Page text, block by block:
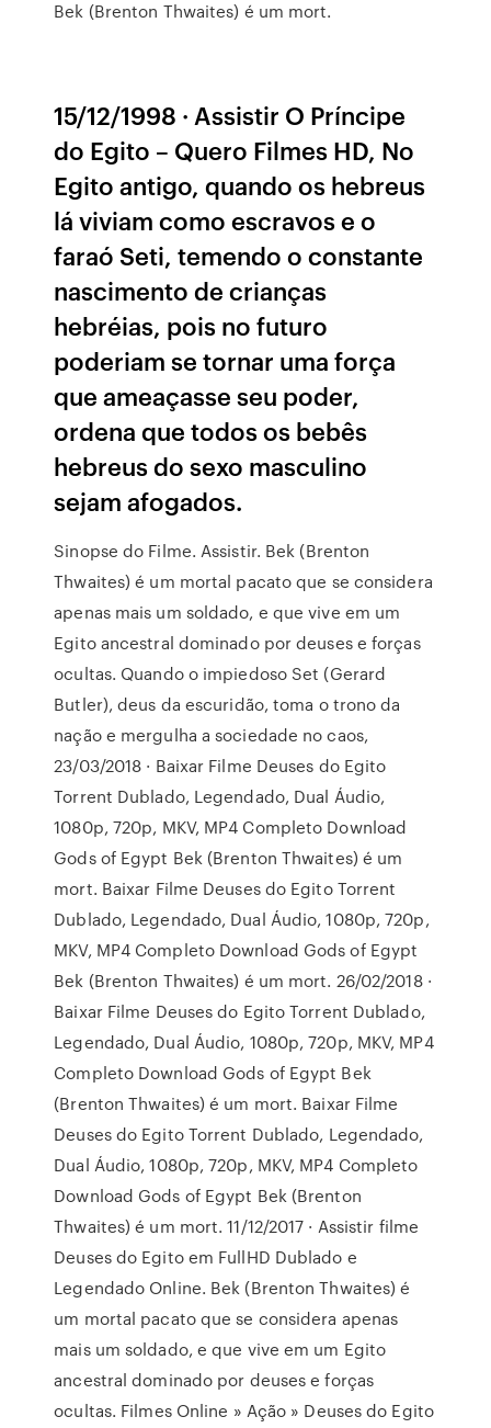
Bek (Brenton Thwaites) é um mort.
15/12/1998 · Assistir O Príncipe
do Egito – Quero Filmes HD, No
Egito antigo, quando os hebreus
lá viviam como escravos e o
faraó Seti, temendo o constante
nascimento de crianças
hebréias, pois no futuro
poderiam se tornar uma força
que ameaçasse seu poder,
ordena que todos os bebês
hebreus do sexo masculino
sejam afogados.
Sinopse do Filme. Assistir. Bek (Brenton
Thwaites) é um mortal pacato que se considera
apenas mais um soldado, e que vive em um
Egito ancestral dominado por deuses e forças
ocultas. Quando o impiedoso Set (Gerard
Butler), deus da escuridão, toma o trono da
nação e mergulha a sociedade no caos,
23/03/2018 · Baixar Filme Deuses do Egito
Torrent Dublado, Legendado, Dual Áudio,
1080p, 720p, MKV, MP4 Completo Download
Gods of Egypt Bek (Brenton Thwaites) é um
mort. Baixar Filme Deuses do Egito Torrent
Dublado, Legendado, Dual Áudio, 1080p, 720p,
MKV, MP4 Completo Download Gods of Egypt
Bek (Brenton Thwaites) é um mort. 26/02/2018 ·
Baixar Filme Deuses do Egito Torrent Dublado,
Legendado, Dual Áudio, 1080p, 720p, MKV, MP4
Completo Download Gods of Egypt Bek
(Brenton Thwaites) é um mort. Baixar Filme
Deuses do Egito Torrent Dublado, Legendado,
Dual Áudio, 1080p, 720p, MKV, MP4 Completo
Download Gods of Egypt Bek (Brenton
Thwaites) é um mort. 11/12/2017 · Assistir filme
Deuses do Egito em FullHD Dublado e
Legendado Online. Bek (Brenton Thwaites) é
um mortal pacato que se considera apenas
mais um soldado, e que vive em um Egito
ancestral dominado por deuses e forças
ocultas. Filmes Online » Ação » Deuses do Egito